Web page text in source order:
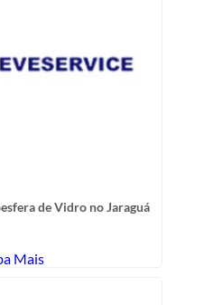
de Vidro no Jaraguá
Mais